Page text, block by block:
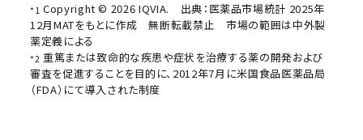
*1 Copyright © 2026 IQVIA.
出典：医薬品市場統計 2025年
12月MATをもとに作成 無断転載禁止 市場の範囲は中外製
薬定義による
*2 重篤または致命的な疾患や症状を治療する薬の開発および
審査を促進することを目的に、2012年7月に米国食品医薬品局
（FDA）にて導入された制度